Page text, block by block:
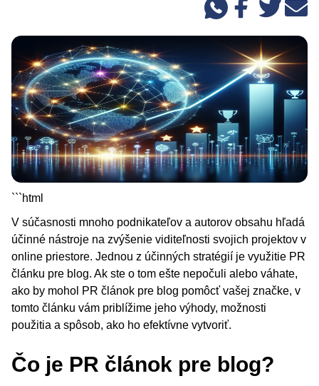
```html
V súčasnosti mnoho podnikateľov a autorov obsahu hľadá
účinné nástroje na zvýšenie viditeľnosti svojich projektov v
online priestore. Jednou z účinných stratégií je využitie PR
článku pre blog. Ak ste o tom ešte nepočuli alebo váhate,
ako by mohol PR článok pre blog pomôcť vašej značke, v
tomto článku vám priblížime jeho výhody, možnosti
použitia a spôsob, ako ho efektívne vytvoriť.
Čo je PR článok pre blog?